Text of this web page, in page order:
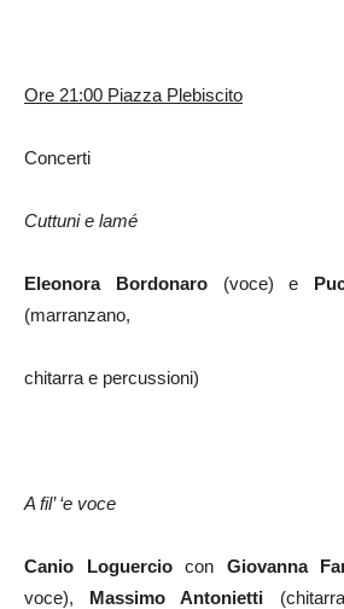
Ore 21:00 Piazza Plebiscito
Concerti
Cuttuni e lamé
Eleonora Bordonaro (voce) e
(marranzano,
chitarra e percussioni)
A fil’ ‘e voce
Canio Loguercio con Giovanna
voce), Massimo Antonietti